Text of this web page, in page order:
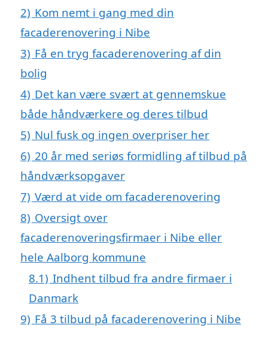
2) Kom nemt i gang med din
facaderenovering i Nibe
3) Få en tryg facaderenovering af din
bolig
4) Det kan være svært at gennemskue
både håndværkere og deres tilbud
5) Nul fusk og ingen overpriser her
6) 20 år med seriøs formidling af tilbud på
håndværksopgaver
7) Værd at vide om facaderenovering
8) Oversigt over
facaderenoveringsfirmaer i Nibe eller
hele Aalborg kommune
8.1) Indhent tilbud fra andre firmaer i
Danmark
9) Få 3 tilbud på facaderenovering i Nibe